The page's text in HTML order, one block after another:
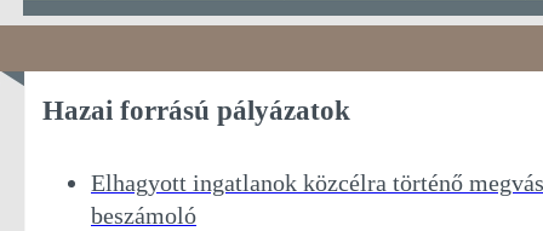
Hazai forrású pályázatok
Elhagyott ingatlanok közcélra történő
beszámoló